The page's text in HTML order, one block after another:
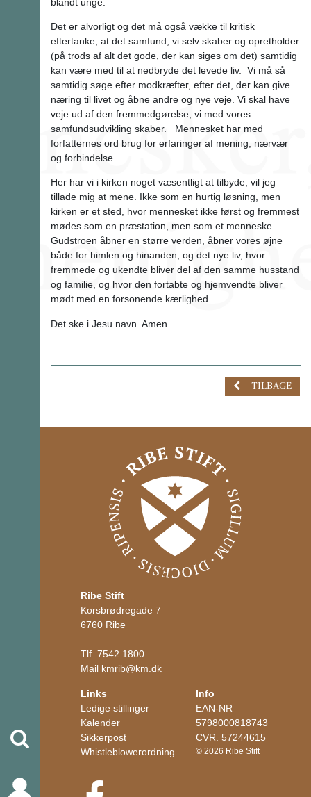
Det er alvorligt og det må også vække til kritisk
eftertanke, at det samfund, vi selv skaber og opretholder
(på trods af alt det gode, der kan siges om det) samtidig
kan være med til at nedbryde det levede liv. Vi må så
samtidig søge efter modkræfter, efter det, der kan give
næring til livet og åbne andre og nye veje. Vi skal have
veje ud af den fremmedgørelse, vi med vores
samfundsudvikling skaber. Mennesket har med
forfatternes ord brug for erfaringer af mening, nærvær
og forbindelse.
Her har vi i kirken noget væsentligt at tilbyde, vil jeg
tillade mig at mene. Ikke som en hurtig løsning, men
kirken er et sted, hvor mennesket ikke først og fremmest
mødes som en præstation, men som et menneske.
Gudstroen åbner en større verden, åbner vores øjne
både for himlen og hinanden, og det nye liv, hvor
fremmede og ukendte bliver del af den samme husstand
og familie, og hvor den fortabte og hjemvendte bliver
mødt med en forsonende kærlighed.
Det ske i Jesu navn. Amen
TILBAGE
Ribe Stift
Korsbrødregade 7
6760 Ribe
Tlf.7542 1800
Mail kmrib@km.dk
Links
Ledige stillinger
Kalender
Sikkerpost
Whistleblowerordning
Info
EAN-NR
5798000818743
CVR. 57244615
© 2026 Ribe Stift